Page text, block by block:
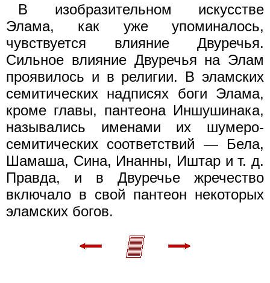
В изобразительном искусстве
Элама, как уже упоминалось,
чувствуется влияние Двуречья.
Сильное влияние Двуречья на Элам
проявилось и в религии. В эламских
семитических надписях боги Элама,
кроме главы, пантеона Иншушинака,
назывались именами их шумеро-
семитических соответствий — Бела,
Шамаша, Сина, Инанны, Иштар и т. д.
Правда, и в Двуречье жречество
включало в свой пантеон некоторых
эламских богов.